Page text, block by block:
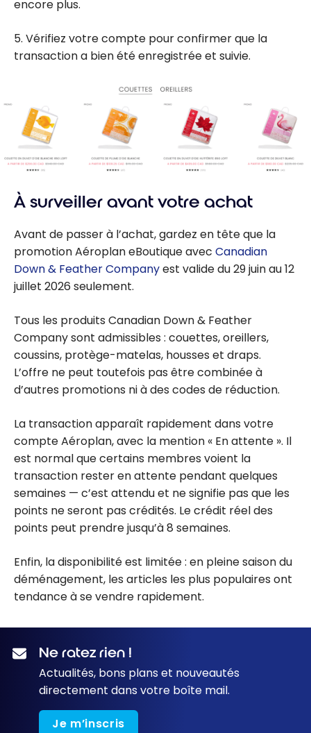
encore plus.
5. Vérifiez votre compte pour confirmer que la
transaction a bien été enregistrée et suivie.
À surveiller avant votre achat
Avant de passer à l’achat, gardez en tête que la
promotion Aéroplan eBoutique avec Canadian
Down & Feather Companyest valide du 29 juin au 12
juillet 2026 seulement.
Tous les produits Canadian Down & Feather
Company sont admissibles : couettes, oreillers,
coussins, protège-matelas, housses et draps.
L’offre ne peut toutefois pas être combinée à
d’autres promotions ni à des codes de réduction.
La transaction apparaît rapidement dans votre
compte Aéroplan, avec la mention « En attente ». Il
est normal que certains membres voient la
transaction rester en attente pendant quelques
semaines — c’est attendu et ne signifie pas que les
points ne seront pas crédités. Le crédit réel des
points peut prendre jusqu’à 8 semaines.
Enfin, la disponibilité est limitée : en pleine saison du
déménagement, les articles les plus populaires ont
tendance à se vendre rapidement.
Ne ratez rien !
Actualités, bons plans et nouveautés
directement dans votre boîte mail.
Je m’inscris